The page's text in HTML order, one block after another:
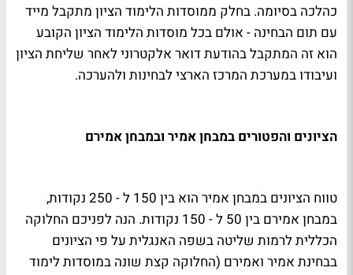
כהלכה בסיומה. בחלק ממוסדות הלימוד הציון מתקבל מייד
עם תום הבחינה - אולם בכל מוסדות הלימוד הציון הקובע
הוא זה המתקבל בהודעת דואר אלקטרוני לאחר שליחת הציון
ועיבודו במערכת המרכז הארצי לבחינות ולהערכה.
הציונים והפטורים במבחן אמיר ובמבחן אמירם
טווח הציונים במבחן אמיר הוא בין 150 ל - 250 נקודות,
במבחן אמירם בין 50 ל - 150 נקודות. הנה לפניכם החלוקה
הכללית לרמות שליטה בשפה האנגלית על פי הציונים
בבחינת אמיר ואמירם (החלוקה קצת שונה במוסדות לימוד